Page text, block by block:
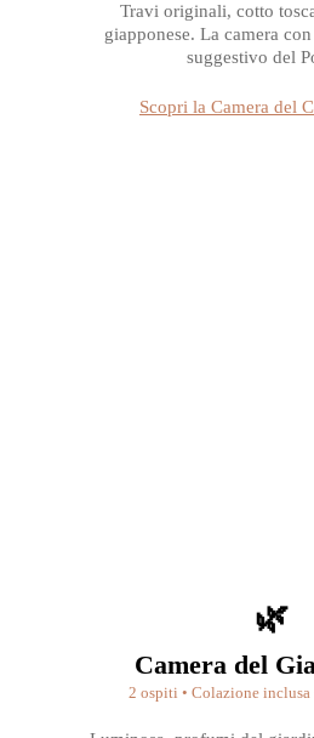
🌿
Camera del
2 ospiti • Colazione inclusa
Travi originali, cotto
giapponese. La camera
suggestivo del
Scopri la Camera del